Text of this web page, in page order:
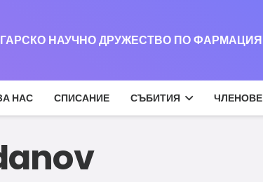
НАУЧНО ДРУЖЕСТВО ПО ФАРМАЦИЯ
НАС СПИСАНИЕ СЪБИТИЯ ЧЛЕНОВЕ